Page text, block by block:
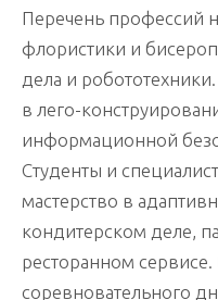
Перечень профессий
флористики и
дела и
в лего-
информационной
Студенты и
мастерство в
кондитерском деле,
ресторанном
соревновательного